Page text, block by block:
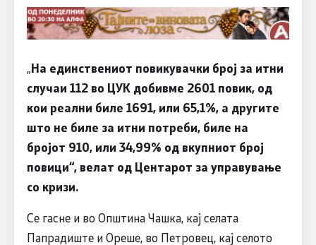
„На единствениот повикувачки број за итни
случаи 112 во ЦУК добивме 2601 повик, од
кои реални биле 1691, или 65,1%, а другите
што не биле за итни потреби, биле на
бројот 910, или 34,99% од вкупниот број
повици“, велат од Центарот за управување
со кризи.
Се гасне и во Општина Чашка, кај селата
Папрадиште и Ореше, во Петровец, кај селото